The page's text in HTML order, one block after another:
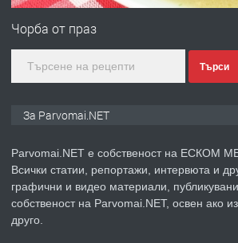
ПРЕДЛАГА Уроци по
Чорба от праз
Търси
За Parvomai.NET
Parvomai.NET е собственост на ЕСКОМ
Всички статии, репортажи, интервюта и
графични и видео материали,
собственост на Parvomai.NET, освен ако
друго.